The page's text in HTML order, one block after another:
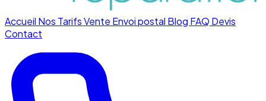
Accueil Nos TarifsVente Envoi postal Blog FAQ Devis
Contact